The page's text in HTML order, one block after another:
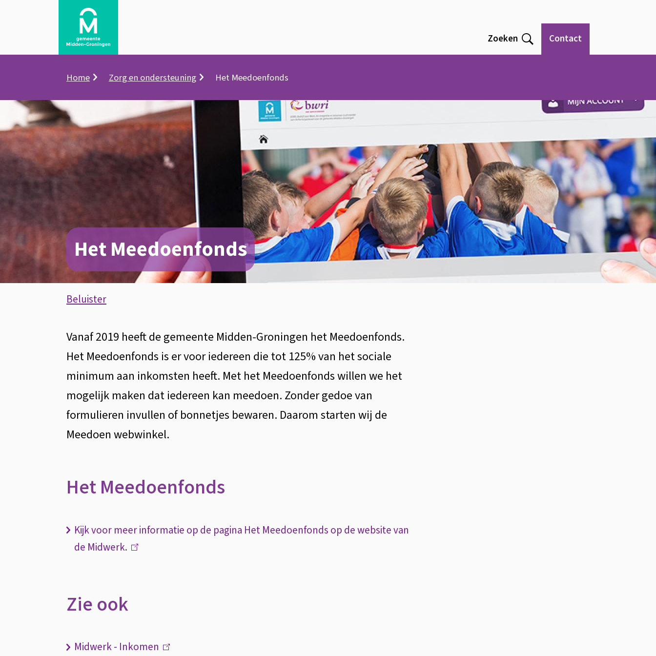
op
Zoeken Contact
Kruimelpad
Home Zorg en ondersteuning Het Meedoenfonds
Het Meedoenfonds
Assistentie
Beluister
Meedoenfonds
Vanaf 2019 heeft de gemeente Midden-Groningen het Meedoenfonds.
Het Meedoenfonds is er voor iedereen die tot 125% van het sociale
minimum aan inkomsten heeft. Met het Meedoenfonds willen we het
mogelijk maken dat iedereen kan meedoen. Zonder gedoe van
formulieren invullen of bonnetjes bewaren. Daarom starten wij de
Meedoen webwinkel.
Het Meedoenfonds
Kijk voor meer informatie op de pagina Het Meedoenfonds op de website van
de Midwerk. (link
Zie ook
Midwerk - Inkomen (link